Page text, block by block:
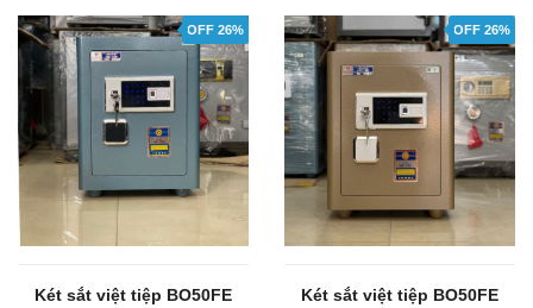
OFF 26%
Két sắt việt tiệp BO50FE
OFF 26%
Két sắt việt tiệp BO50FE